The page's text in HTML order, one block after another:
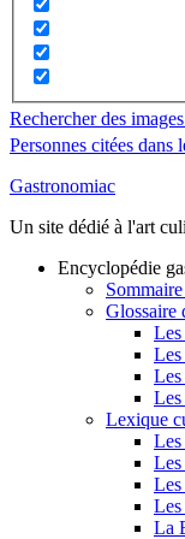
Rechercher des images
Personnes citées dans
Gastronomiac
Un site dédié à l'art
Encyclopédie
Glossaire
Les
Les
Les
Lexique
Les
Les
Les
La